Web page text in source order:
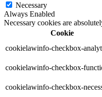
Necessary
Always Enabled
Necessary cookies are
Cookie
cookielawinfo-checkbox-
cookielawinfo-checkbox-
cookielawinfo-checkbox-